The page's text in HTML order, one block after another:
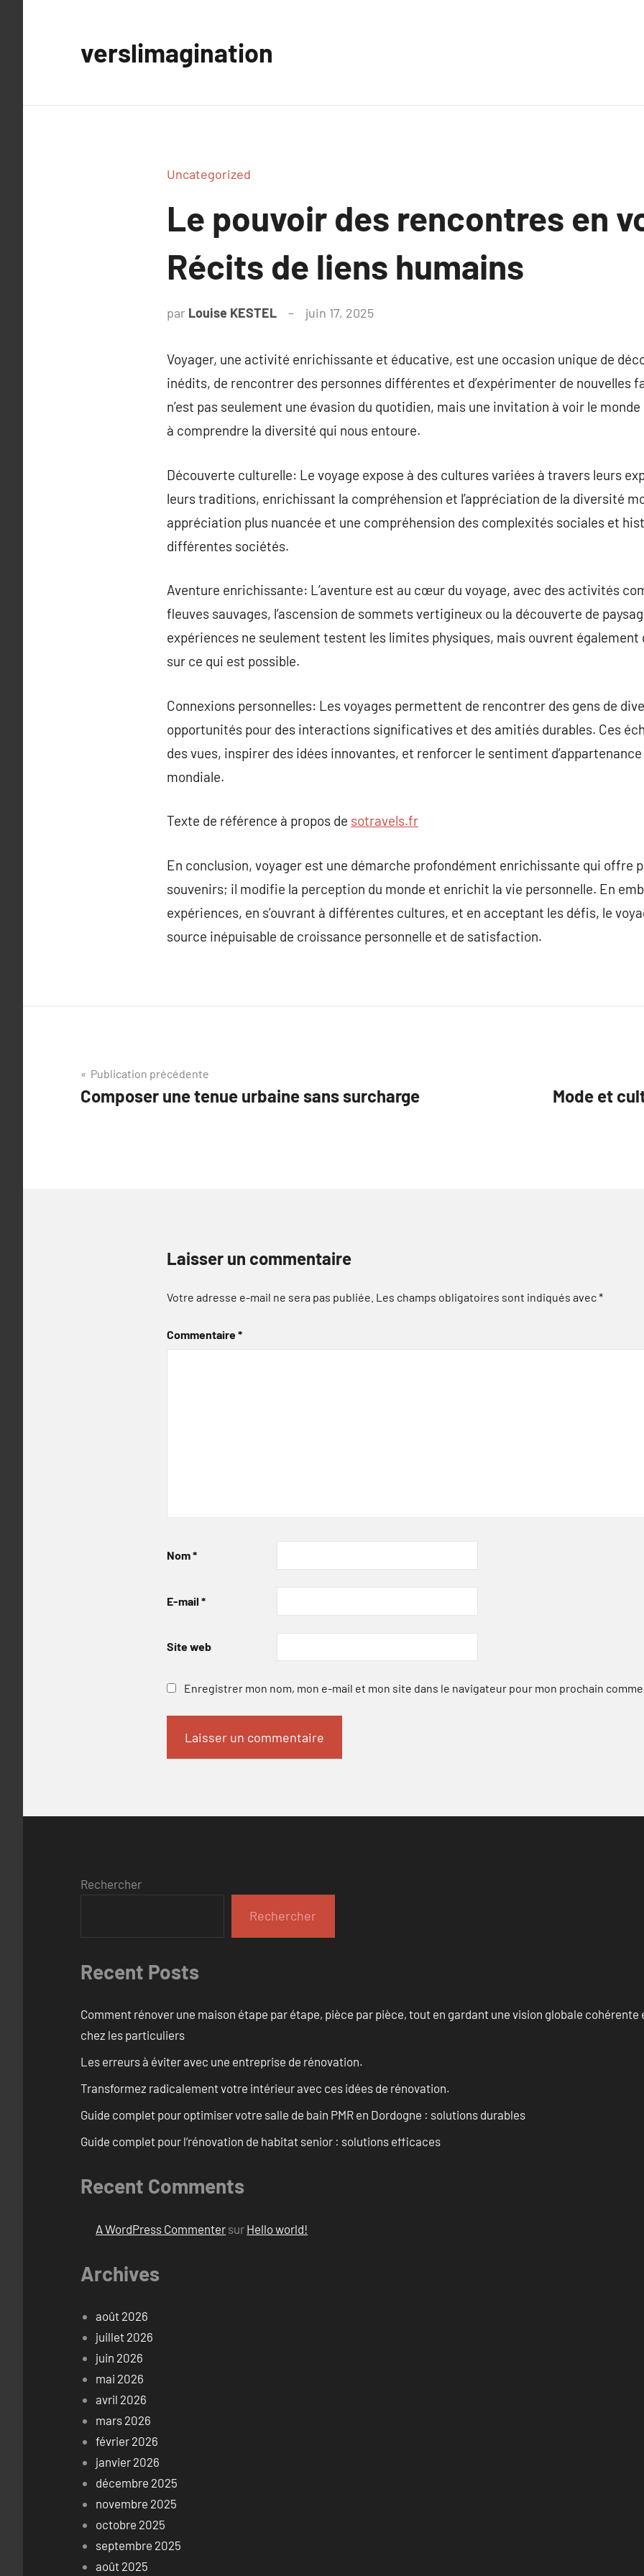
verslimagination
Uncategorized
Le pouvoir des rencontres en
Récits de liens humains
par Louise KESTEL juin 17, 2025
Voyager, une activité enrichissante et éducative, est une occasion unique de
inédits, de rencontrer des personnes différentes et d’expérimenter de nouvelles
n’est pas seulement une évasion du quotidien, mais une invitation à voir le
à comprendre la diversité qui nous entoure.
Découverte culturelle: Le voyage expose à des cultures variées à travers leurs
leurs traditions, enrichissant la compréhension et l’appréciation de la diversité
appréciation plus nuancée et une compréhension des complexités sociales et
différentes sociétés.
Aventure enrichissante: L’aventure est au cœur du voyage, avec des activités
fleuves sauvages, l’ascension de sommets vertigineux ou la découverte de
expériences ne seulement testent les limites physiques, mais ouvrent également
sur ce qui est possible.
Connexions personnelles: Les voyages permettent de rencontrer des gens de
opportunités pour des interactions significatives et des amitiés durables. Ces
des vues, inspirer des idées innovantes, et renforcer le sentiment
mondiale.
Texte de référence à propos de sotravels.fr
En conclusion, voyager est une démarche profondément enrichissante qui offre
souvenirs; il modifie la perception du monde et enrichit la vie personnelle. En
expériences, en s’ouvrant à différentes cultures, et en acceptant les défis, le
source inépuisable de croissance personnelle et de satisfaction.
Navigation
de
Publication précédente
Composer une tenue urbaine sans surcharge
Mode et
Laisser un commentaire
Votre adresse e-mail ne sera pas publiée. Les champs obligatoires sont indiqués avec*
Commentaire*
Nom*
E-mail *
Site web
Enregistrer mon nom, mon e-mail et mon site dans le navigateur pour mon prochain
Rechercher
Rechercher
Recent Posts
Comment rénover une maison étape par étape, pièce par pièce, tout en gardant une vision globale
chez les particuliers
Les erreurs à éviter avec une entreprise de rénovation.
Transformez radicalement votre intérieur avec ces idées de rénovation.
Guide complet pour optimiser votre salle de bain PMR en Dordogne : solutions durables
Guide complet pour l’rénovation de habitat senior : solutions efficaces
Recent Comments
A WordPress Commenter sur Hello world!
Archives
août 2026
juillet 2026
juin 2026
mai 2026
avril 2026
mars 2026
février 2026
janvier 2026
décembre 2025
novembre 2025
octobre 2025
septembre 2025
août 2025